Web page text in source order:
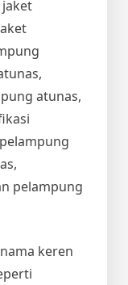
atunas,
pelampung
keren